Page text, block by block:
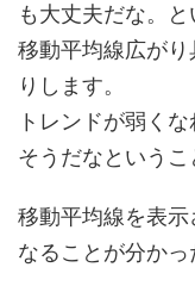
も大丈夫だな。と
移動平均線広が
りします。
トレンドが弱く
そうだなというこ
移動平均線を表示
なることが分かっ